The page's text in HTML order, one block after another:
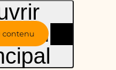
contenu